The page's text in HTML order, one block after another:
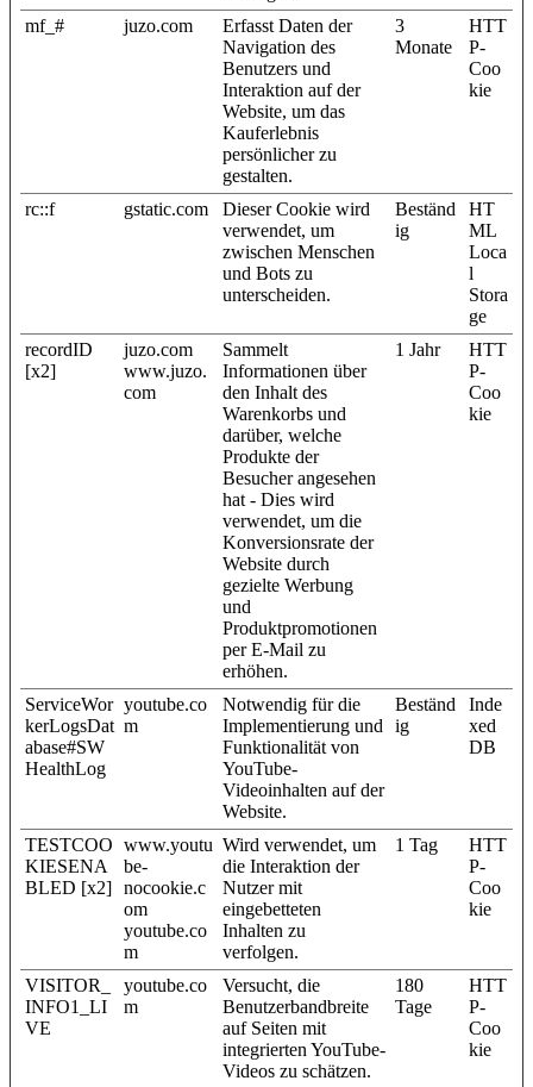
mf_# juzo.com
Erfasst Daten der
Navigation des
Benutzers und
Interaktion auf der
Website, um das
Kauferlebnis
persönlicher zu
gestalten.
3
Monate
HTT
P-
Coo
kie
rc::f gstatic.com
Dieser Cookie wird
verwendet, um
zwischen Menschen
und Bots zu
unterscheiden.
Beständ
ig
HT
ML
Loca
l
Stora
ge
recordID
[x2]
juzo.com
www.juzo.
com
Sammelt
Informationen über
den Inhalt des
Warenkorbs und
darüber, welche
Produkte der
Besucher angesehen
hat - Dies wird
verwendet, um die
Konversionsrate der
Website durch
gezielte Werbung
und
Produktpromotionen
per E-Mail zu
erhöhen.
1 Jahr
HTT
P-
Coo
kie
ServiceWor
kerLogsDat
abase#SW
HealthLog
youtube.co
m
Notwendig für die
Implementierung und
Funktionalität von
YouTube-
Videoinhalten auf der
Website.
Beständ
ig
Inde
xed
DB
TESTCOO
KIESENA
BLED [x2]
www.youtu
be-
nocookie.c
om
youtube.co
m
Wird verwendet, um
die Interaktion der
Nutzer mit
eingebetteten
Inhalten zu
verfolgen.
1 Tag
HTT
P-
Coo
kie
VISITOR_
INFO1_LI
VE
youtube.co
m
Versucht, die
Benutzerbandbreite
auf Seiten mit
integrierten YouTube-
Videos zu schätzen.
180
Tage
HTT
P-
Coo
kie